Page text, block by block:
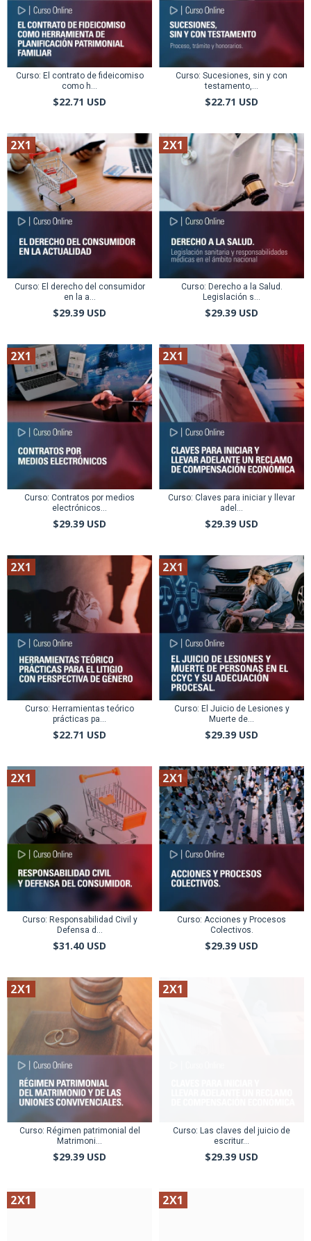
Curso: El contrato de fideicomiso
como h...
$22.71 USD
Curso: Sucesiones, sin y con
testamento,...
$22.71 USD
2X1
Curso: El derecho del consumidor
en la a...
$29.39 USD
2X1
Curso: Derecho a la Salud.
Legislación s...
$29.39 USD
2X1
Curso: Contratos por medios
electrónicos...
$29.39 USD
2X1
Curso: Claves para iniciar y llevar
adel...
$29.39 USD
2X1
Curso: Herramientas teórico
prácticas pa...
$22.71 USD
2X1
Curso: El Juicio de Lesiones y
Muerte de...
$29.39 USD
2X1
Curso: Responsabilidad Civil y
Defensa d...
$31.40 USD
2X1
Curso: Acciones y Procesos
Colectivos.
$29.39 USD
2X1
Curso: Régimen patrimonial del
Matrimoni...
$29.39 USD
2X1
Curso: Las claves del juicio de
escritur...
$29.39 USD
2X1 2X1